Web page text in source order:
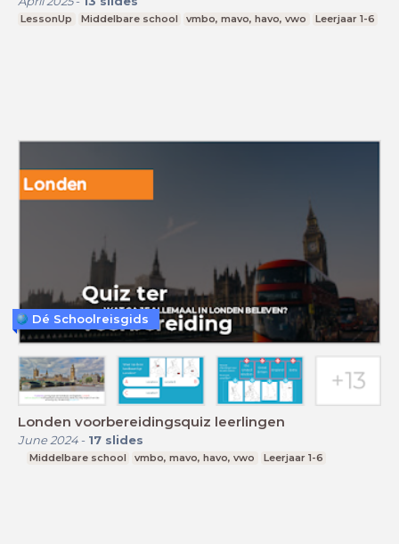
LessonUp Middelbare school vmbo, mavo, havo, vwo Leerjaar 1-6
Londen voorbereidingsquiz leerlingen
June 2024- 17 slides
Middelbare school vmbo, mavo, havo, vwo Leerjaar 1-6
Dé Schoolreisgids